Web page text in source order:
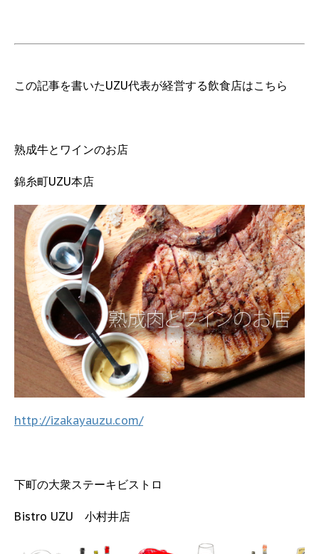
この記事を書いたUZU代表が経営する飲食店はこちら
熟成牛とワインのお店
錦糸町UZU本店
http://izakayauzu.com/
下町の大衆ステーキビストロ
Bistro UZU 小村井店